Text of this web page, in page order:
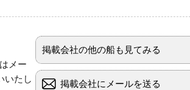
メー
いたし
掲載会社の他の船も見てみる
掲載会社にメールを送る